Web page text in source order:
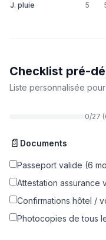
J. pluie 5
Checklist pré-
Liste personnalisée
0/27 (
📄 Documents
Passeport valide (6
Attestation assurance
Confirmations hôtel /
Photocopies de tous